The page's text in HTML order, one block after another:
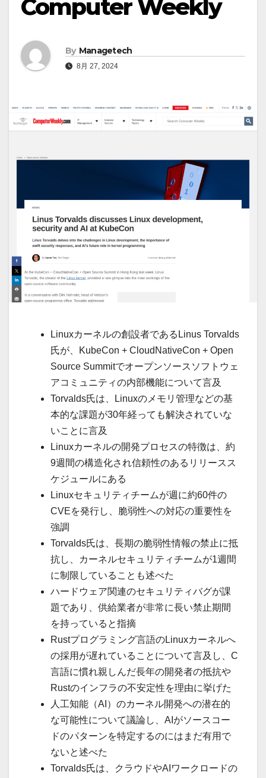
Computer Weekly
By Managetech
8月 27, 2024
Linuxカーネルの創設者であるLinus Torvalds
氏が、KubeCon + CloudNativeCon + Open
Source Summitでオープンソースソフトウェ
アコミュニティの内部機能について言及
Torvalds氏は、Linuxのメモリ管理などの基
本的な課題が30年経っても解決されていな
いことに言及
Linuxカーネルの開発プロセスの特徴は、約
9週間の構造化され信頼性のあるリリースス
ケジュールにある
Linuxセキュリティチームが週に約60件の
CVEを発行し、脆弱性への対応の重要性を
強調
Torvalds氏は、長期の脆弱性情報の禁止に抵
抗し、カーネルセキュリティチームが1週間
に制限していることも述べた
ハードウェア関連のセキュリティバグが課
題であり、供給業者が非常に長い禁止期間
を持っていると指摘
Rustプログラミング言語のLinuxカーネルへ
の採用が遅れていることについて言及し、C
言語に慣れ親しんだ長年の開発者の抵抗や
Rustのインフラの不安定性を理由に挙げた
人工知能（AI）のカーネル開発への潜在的
な可能性について議論し、AIがソースコー
ドのパターンを特定するのにはまだ有用で
ないと述べた
Torvalds氏は、クラウドやAIワークロードの